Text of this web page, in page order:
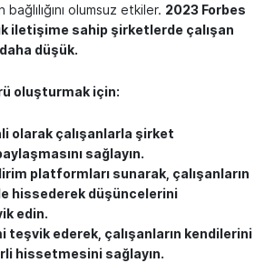
bağlılığını olumsuz etkiler. 2023 Forbes
iletişime sahip şirketlerde çalışan
düşük.
oluşturmak için:
olarak çalışanlarla şirket
sağlayın.
platformları sunarak, çalışanların
hissederek düşüncelerini
edin.
teşvik ederek, çalışanların kendilerini
hissetmesini sağlayın.